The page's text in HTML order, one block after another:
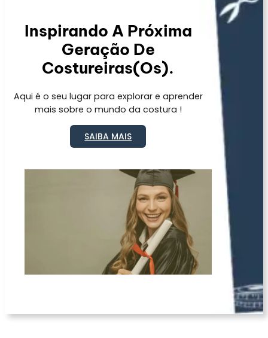
Inspirando A Próxima
Geração De
Costureiras(os).
Aqui é o seu lugar para explorar e aprender
mais sobre o mundo da costura !
SAIBA MAIS